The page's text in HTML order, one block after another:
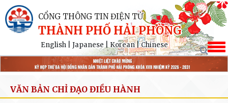
CỔNG THÔNG TIN ĐIỆN TỬ
THÀNH PHỐ HẢI PHÒNG
English Japanese | Korean|Chinese
VĂN BẢN CHỈ ĐẠO ĐIỀU HÀNH